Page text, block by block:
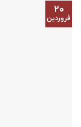
۲۰
فروردین